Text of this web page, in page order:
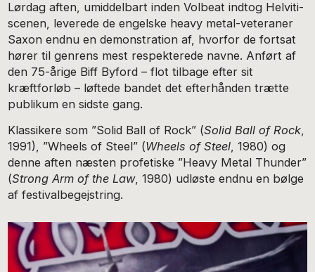
Lørdag aften, umiddelbart inden Volbeat indtog Helviti-
scenen, leverede de engelske heavy metal-veteraner
Saxon endnu en demonstration af, hvorfor de fortsat
hører til genrens mest respekterede navne. Anført af
den 75-årige Biff Byford – flot tilbage efter sit
kræftforløb – løftede bandet det efterhånden trætte
publikum en sidste gang.
Klassikere som ”Solid Ball of Rock” (Solid Ball of Rock
1991), ”Wheels of Steel” (Wheels of Steel , 1980) og
denne aften næsten profetiske ”Heavy Metal Thunder”
(Strong Arm of the Law, 1980) udløste endnu en bølge
af festivalbegejstring.